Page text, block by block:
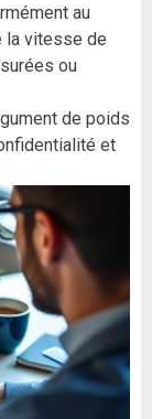
au
la vitesse de
ou
de poids
et